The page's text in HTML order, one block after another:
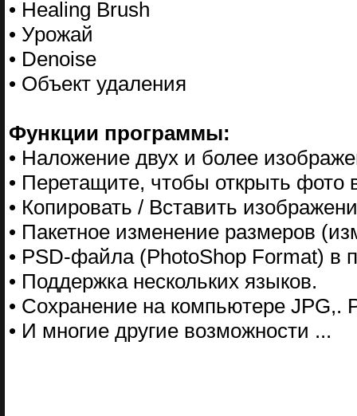
• Healing Brush
• Урожай
• Denoise
• Объект удаления
Функции программы:
• Наложение двух и более
• Перетащите, чтобы открыть фото
• Копировать / Вставить
• Пакетное изменение размеров
• PSD-файла (PhotoShop Format) в
• Поддержка нескольких языков.
• Сохранение на компьютере
• И многие другие возможности ...